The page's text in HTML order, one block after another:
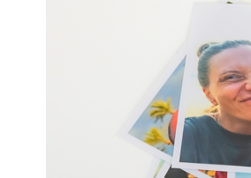
Выберите из списка:
10х15
15х15
15х20
20х20
20х30
30х30
30х40
Фото
в